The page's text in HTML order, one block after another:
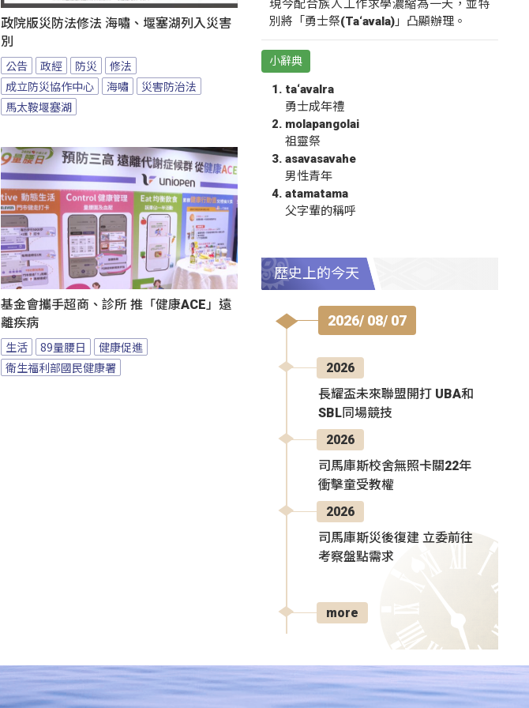
政院版災防法修法 海嘯、堰塞湖列入災害
別
公告 政經 防災
修法
成立防災協作中心
海嘯
災害防治法
馬太鞍堰塞湖
基金會攜手超商、診所 推「健康ACE」遠
離疾病
生活 89量腰日
健康促進
衛生福利部國民健康署
現今配合族人工作求學濃縮為一天，並特
別將「勇士祭(Ta‘avala)」凸顯辦理。
小辭典
ta‘avalra
勇士成年禮
molapangolai
祖靈祭
asavasavahe
男性青年
atamatama
父字輩的稱呼
歷史上的今天
2026/ 08/ 07
2026
長耀盃未來聯盟開打 UBA和
SBL同場競技
2026
司馬庫斯校舍無照卡關22年
衝擊童受教權
2026
司馬庫斯災後復建 立委前往
考察盤點需求
more